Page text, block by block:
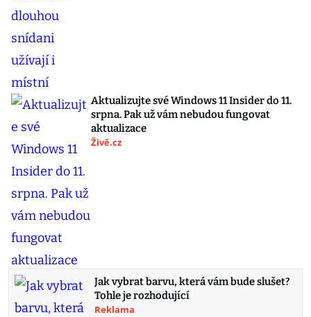
Aktualizujte své Windows 11 Insider do 11.
srpna. Pak už vám nebudou fungovat
aktualizace
Živě.cz
Jak vybrat barvu, která vám bude slušet?
Tohle je rozhodující
Reklama